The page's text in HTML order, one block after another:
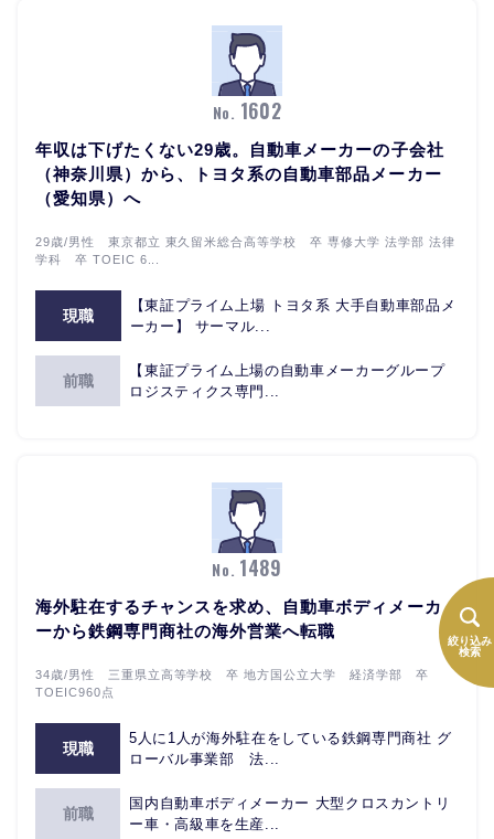
絞り込み
検索
No. 1602
年収は下げたくない29歳。自動車メーカーの子会社
（神奈川県）から、トヨタ系の自動車部品メーカー
（愛知県）へ
29歳/男性 東京都立 東久留米総合高等学校 卒 専修大学 法学部 法律
学科 卒 TOEIC 6...
現職
【東証プライム上場 トヨタ系 大手自動車部品メ
ーカー】 サーマル...
前職
【東証プライム上場の自動車メーカーグループ
ロジスティクス専門...
No. 1489
海外駐在するチャンスを求め、自動車ボディメーカ
ーから鉄鋼専門商社の海外営業へ転職
34歳/男性 三重県立高等学校 卒 地方国公立大学 経済学部 卒
TOEIC960点
現職
5人に1人が海外駐在をしている鉄鋼専門商社 グ
ローバル事業部 法...
前職
国内自動車ボディメーカー 大型クロスカントリ
ー車・高級車を生産...